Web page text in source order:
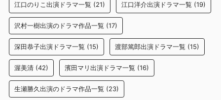
江口のりこ出演ドラマ一覧 (21) 江口洋介出演ドラマ一覧 (19)
沢村一樹出演のドラマ作品一覧 (17)
深田恭子出演ドラマ一覧 (15) 渡部篤郎出演ドラマ一覧 (15)
渥美清 (42) 濱田マリ出演ドラマ一覧 (16)
生瀬勝久出演のドラマ作品一覧 (23)